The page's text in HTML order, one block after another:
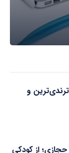
مانتو ۱۴۰۴؛ ترندی‌ترین و
از کودکی